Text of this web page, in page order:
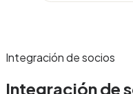
Integración de socios
Integración de